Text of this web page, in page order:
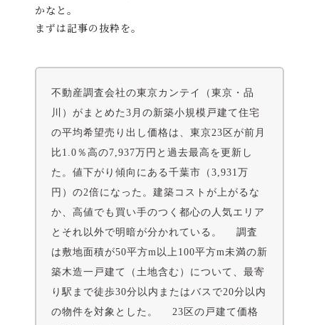
かなと。
まずは記事の抜粋を。
不動産調査会社の東京カンテイ（東京・品
川）がまとめた3月の新築小規模戸建て住宅
の平均希望売り出し価格は、東京23区が前月
比1.0％高の7,937万円と過去最高を更新し
た。値下がり傾向にある千葉市（3,931万
円）の2倍になった。建築コストが上がるな
か、高値でも買い手のつく都心の人気エリア
とそれ以外で明暗が分かれている。 調査
は敷地面積が50平方m以上100平方m未満の新
築木造一戸建て（土地含む）について、最寄
り駅まで徒歩30分以内またはバスで20分以内
の物件を対象とした。 23区の戸建て価格